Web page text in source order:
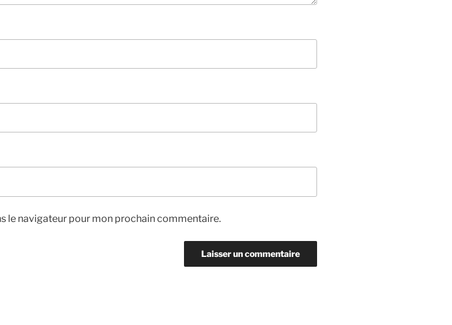
le navigateur pour mon prochain commentaire.